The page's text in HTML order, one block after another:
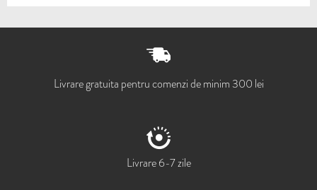
Livrare gratuita pentru comenzi de minim 300 lei
Livrare 6-7 zile